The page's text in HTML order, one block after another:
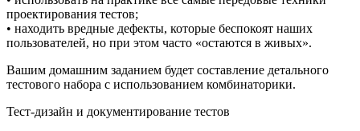
проектирования тестов;
• находить вредные дефекты, которые беспокоят наших
пользователей, но при этом часто «остаются в живых».
Вашим домашним заданием будет составление детального
тестового набора с использованием комбинаторики.
Тест-дизайн и документирование тестов